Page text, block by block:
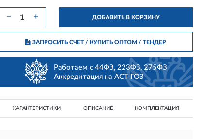
− + ДОБАВИТЬ В КОРЗИНУ
ЗАПРОСИТЬ СЧЕТ / КУПИТЬ ОПТОМ/ ТЕНДЕР
Работаем с 44ФЗ, 223ФЗ, 275ФЗ
Аккредитация на АСТ ГОЗ
ХАРАКТЕРИСТИКИ ОПИСАНИЕ КОМПЛЕКТАЦИЯ